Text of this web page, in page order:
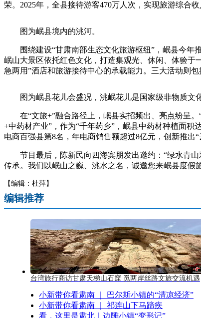
荣。2025年，全县接待游客470万人次，实现旅游综合收
图为岷县境内的洮河。
围绕建设“甘肃南部生态文化旅游枢纽”，岷县今年推
岷山大景区依托红色文化，打造集观光、休闲、体验
急两用”酒店和旅游接待中心的承载能力。三大活动则
图为岷县花儿会盛况，洮岷花儿是国家级非物质文
在“文旅+”融合路径上，岷县实招频出、亮点纷呈。
+中药材产业”，作为“千年药乡”，岷县中药材种植面
电商百强县第8名，年电商销售额超过8亿元，创新推出
节目最后，陈新民向四海宾朋发出邀约：“绿水青山
传承。我们以岷山之巍、洮水之名，诚邀您来岷县度假
【编辑：杜萍】
编辑推荐
台湾旅行商访甘肃天梯山石窟 觅两岸丝路文旅交流机遇
小新带你看肃南 ｜ 巴尔斯小镇的“清凉经济”
小新带你看肃南 ｜ 祁连山下马蹄疾
看，这里是肃北｜边陲小镇“变形记”